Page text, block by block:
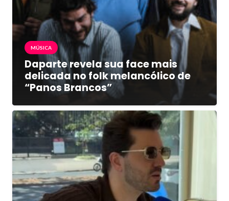
MÚSICA
Daparte revela sua face mais
delicada no folk melancólico de
“Panos Brancos”